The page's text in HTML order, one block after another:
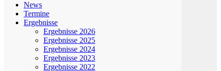
News
Termine
Ergebnisse
Ergebnisse 2026
Ergebnisse 2025
Ergebnisse 2024
Ergebnisse 2023
Ergebnisse 2022